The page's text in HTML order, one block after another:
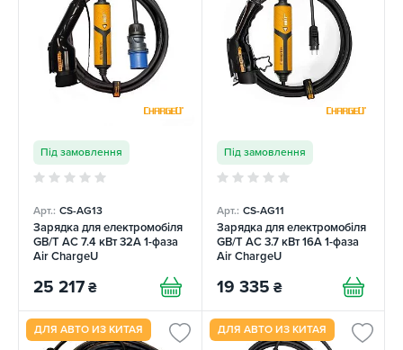
Під замовлення
Арт.: CS-AG13
Зарядка для електромобіля
GB/T AC 7.4 кВт 32A 1-фаза
Air ChargeU
25 217 ₴
Під замовлення
Арт.: CS-AG11
Зарядка для електромобіля
GB/T AC 3.7 кВт 16A 1-фаза
Air ChargeU
19 335 ₴
ДЛЯ АВТО ИЗ КИТАЯ ДЛЯ АВТО ИЗ КИТАЯ